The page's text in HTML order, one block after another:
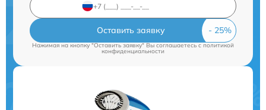
Оставить заявку
Нажимая на кнопку "Оставить заявку" Вы соглашаетесь c политикой
конфиденциальности